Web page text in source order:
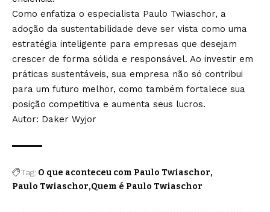
Como enfatiza o especialista Paulo Twiaschor, a
adoção da sustentabilidade deve ser vista como uma
estratégia inteligente para empresas que desejam
crescer de forma sólida e responsável. Ao investir em
práticas sustentáveis, sua empresa não só contribui
para um futuro melhor, como também fortalece sua
posição competitiva e aumenta seus lucros.
Autor: Daker Wyjor
Tag: O que aconteceu com Paulo Twiaschor
Paulo Twiaschor Quem é Paulo Twiaschor